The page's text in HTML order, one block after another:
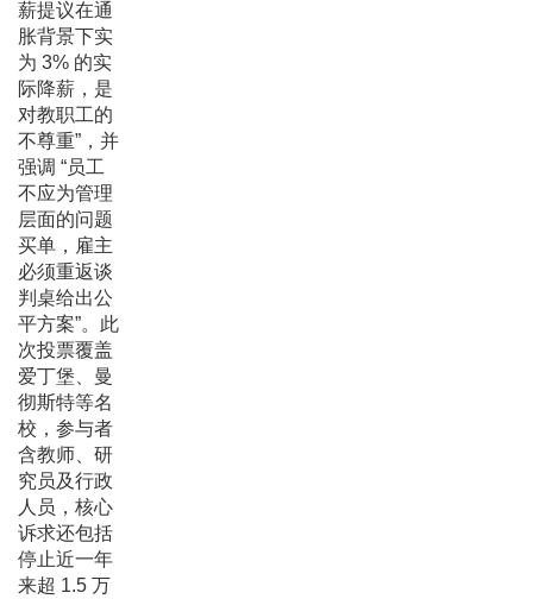
薪提议在通
胀背景下实
为 3% 的实
际降薪，是
对教职工的
不尊重”，并
强调 “员工
不应为管理
层面的问题
买单，雇主
必须重返谈
判桌给出公
平方案”。此
次投票覆盖
爱丁堡、曼
彻斯特等名
校，参与者
含教师、研
究员及行政
人员，核心
诉求还包括
停止近一年
来超 1.5 万